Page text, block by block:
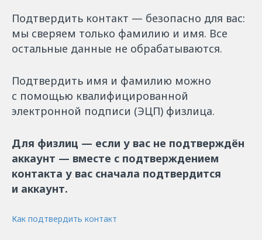
Подтвердить контакт — безопасно для вас:
мы сверяем только фамилию и имя. Все
остальные данные не обрабатываются.
Подтвердить имя и фамилию можно
с помощью квалифицированной
электронной подписи (ЭЦП) физлица.
Для физлиц — если у вас не подтверждён
аккаунт — вместе с подтверждением
контакта у вас сначала подтвердится
и аккаунт.
Как подтвердить контакт